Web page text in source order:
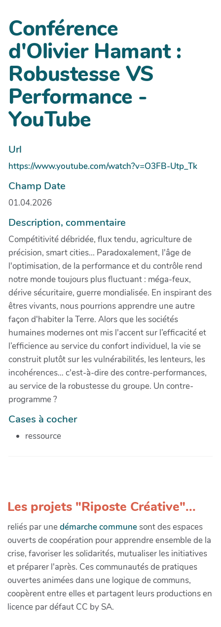
Conférence
d'Olivier Hamant :
Robustesse VS
Performance -
YouTube
Url
https://www.youtube.com/watch?v=O3FB-Utp_Tk
Champ Date
01.04.2026
Description, commentaire
Compétitivité débridée, flux tendu, agriculture de
précision, smart cities... Paradoxalement, l'âge de
l'optimisation, de la performance et du contrôle rend
notre monde toujours plus fluctuant : méga-feux,
dérive sécuritaire, guerre mondialisée. En inspirant des
êtres vivants, nous pourrions apprendre une autre
façon d'habiter la Terre. Alors que les sociétés
humaines modernes ont mis l'accent sur l’efficacité et
l’efficience au service du confort individuel, la vie se
construit plutôt sur les vulnérabilités, les lenteurs, les
incohérences… c'est-à-dire des contre-performances,
au service de la robustesse du groupe. Un contre-
programme ?
Cases à cocher
ressource